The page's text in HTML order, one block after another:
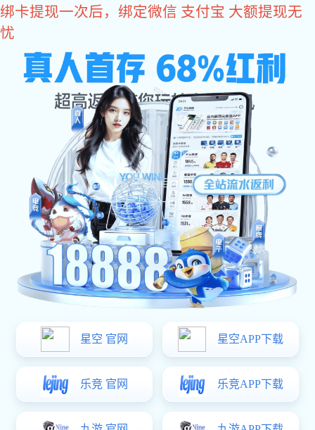
亿万28
亿万28 动态 公司亿万28
公司亿万28 行业资讯 电子知识
亿万28参加2023中国（上海）国际电子展览会概况
2023年11月24日，亿万28（INTERLOCK）圆满结束了2023中国
（上海）国际电子展览会活动。
亿万28参加第二十一届中国(苏州)电子信息博览会电源产品及应用技术展示区概况
届中国(苏州)电子信息博览会电源产品及应用技术展示区活动。
亿万28参加2023年中国（山东）储能峰会概况